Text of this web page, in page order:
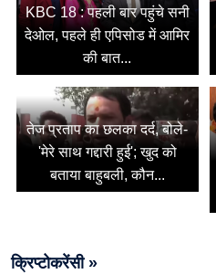
KBC 18 : पहली बार पहुंचे सनी
देओल, पहले ही एपिसोड में आमिर
की बात...
तेज प्रताप का छलका दर्द, बोले-
'मेरे साथ गद्दारी हुई'; खुद को
बताया बाहुबली, कौन...
क्रिप्टोकरेंसी »